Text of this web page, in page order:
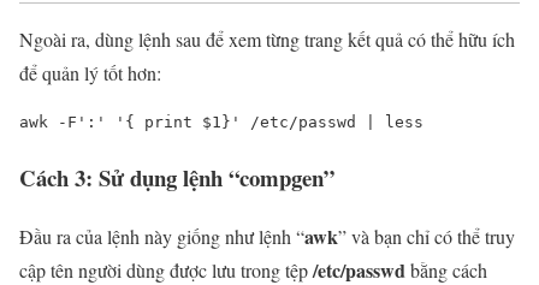
Ngoài ra, dùng lệnh sau để xem từng trang kết quả có thể hữu ích
để quản lý tốt hơn:
awk -F ':' '{ print $1 }' /etc/passwd | less
Cách 3: Sử dụng lệnh “compgen”
Đầu ra của lệnh này giống như lệnh “awk” và bạn chỉ có thể truy
cập tên người dùng được lưu trong tệp/etc/passwdbằng cách